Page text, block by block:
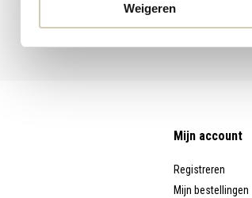
Weigeren
Mijn account
Registreren
Mijn bestellingen